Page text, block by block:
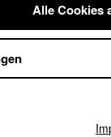
Alle Cookies